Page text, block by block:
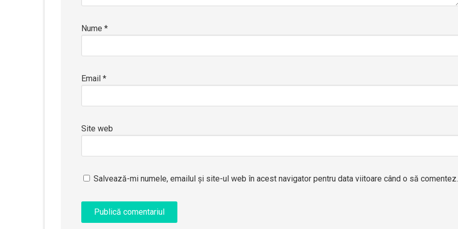
Nume *
Email *
Site web
Salvează-mi numele, emailul și site-ul web în acest navigator pentru data viitoare când o să comentez.